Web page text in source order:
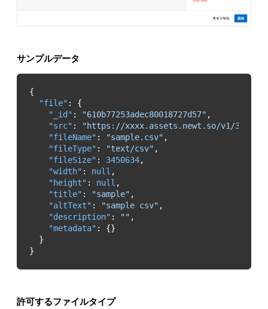
サンプルデータ
"file"
"_id" : "610b77253adec80018727d57"
"src" :
"https://xxxx.assets.newt.so/v1/
"fileName" : "sample.csv"
"fileType" : "text/csv"
"fileSize" : 3450634
"width" : null
"height" : null
"title" : "sample"
"altText" : "sample csv"
"description" : ""
"metadata"
}
許可するファイルタイプ